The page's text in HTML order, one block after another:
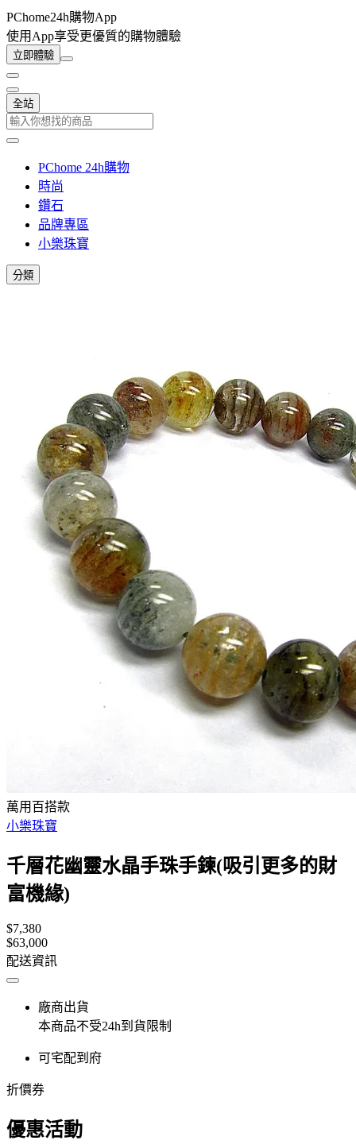
PChome24h購物App
使用App享受更優質的購物體驗
立即體驗
全站
PChome 24h購物
時尚
鑽石
品牌專區
小樂珠寶
分類
萬用百搭款
小樂珠寶
千層花幽靈水晶手珠手鍊(吸引更多的財
富機緣)
$7,380
$63,000
配送資訊
廠商出貨
本商品不受24h到貨限制
可宅配到府
折價券
優惠活動